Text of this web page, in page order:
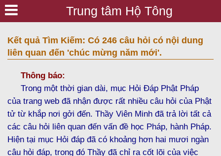
Trung tâm Hộ Tông
Kết quả Tìm Kiếm: Có 246 câu hỏi có nội dung
liên quan đến 'chúc mừng năm mới'.
Thông báo:
Trong một thời gian dài, mục Hỏi Đáp Phật Pháp
của trang web đã nhận được rất nhiều câu hỏi của Phật
tử từ khắp nơi gởi đến. Thầy Viên Minh đã trả lời tất cả
các câu hỏi liên quan đến vấn đề học Pháp, hành Pháp.
Hiện tại mục Hỏi đáp đã có khoảng hơn hai mươi ngàn
câu hỏi đáp, trong đó Thầy đã chỉ ra cốt lõi của việc